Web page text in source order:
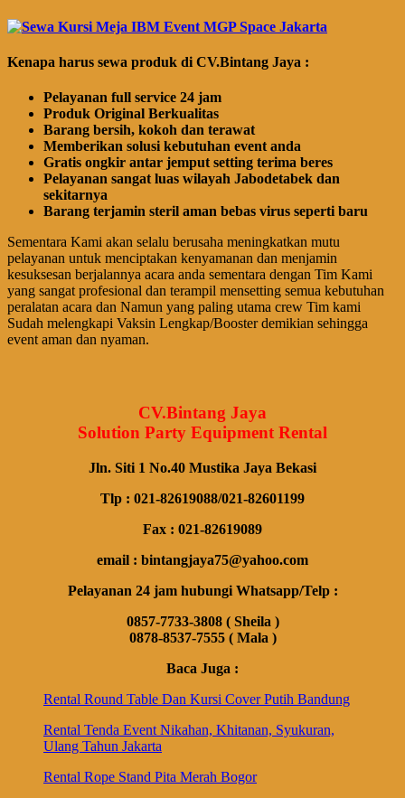
Kenapa harus sewa produk di CV.Bintang Jaya :
Pelayanan full service 24 jam
Produk Original Berkualitas
Barang bersih, kokoh dan terawat
Memberikan solusi kebutuhan event anda
Gratis ongkir antar jemput setting terima beres
Pelayanan sangat luas wilayah Jabodetabek dan
sekitarnya
Barang terjamin steril aman bebas virus seperti baru
Sementara Kami akan selalu berusaha meningkatkan mutu
pelayanan untuk menciptakan kenyamanan dan menjamin
kesuksesan berjalannya acara anda sementara dengan Tim Kami
yang sangat profesional dan terampil mensetting semua kebutuhan
peralatan acara dan Namun yang paling utama crew Tim kami
Sudah melengkapi Vaksin Lengkap/Booster demikian sehingga
event aman dan nyaman.
CV.Bintang Jaya
Solution Party Equipment Rental
Jln. Siti 1 No.40 Mustika Jaya Bekasi
Tlp : 021-82619088/021-82601199
Fax : 021-82619089
email : bintangjaya75@yahoo.com
Pelayanan 24 jam hubungi Whatsapp/Telp :
0857-7733-3808 ( Sheila )
0878-8537-7555 ( Mala )
Baca Juga :
Rental Round Table Dan Kursi Cover Putih Bandung
Rental Tenda Event Nikahan, Khitanan, Syukuran,
Ulang Tahun Jakarta
Rental Rope Stand Pita Merah Bogor